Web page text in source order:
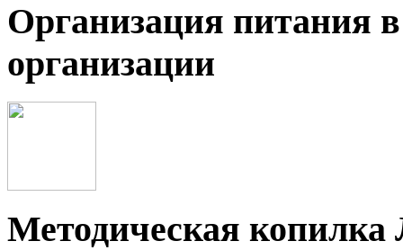
Организация питания
организации
Методическая